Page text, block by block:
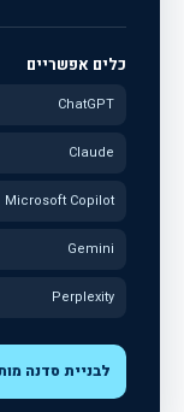
כלים אפשריים
ChatGPT
Claude
Microsoft Copilot
Gemini
Perplexity
לבניית סדנה